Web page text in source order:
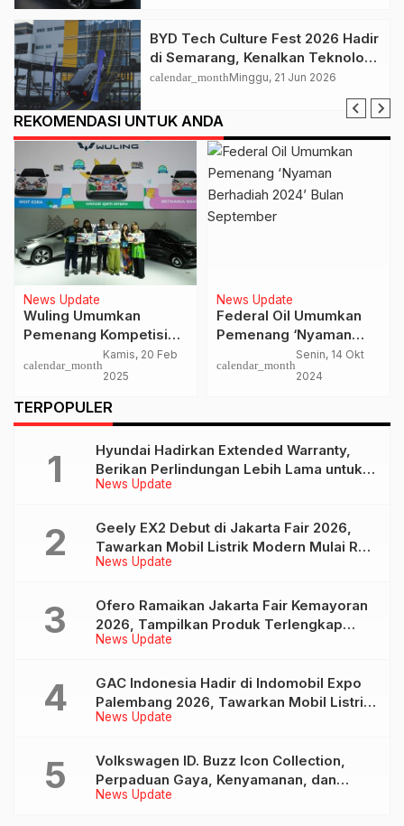
BYD Tech Culture Fest 2026 Hadir
di Semarang, Kenalkan Teknologi
EV dan Dual Mode ke Masyarakat
calendar_monthMinggu, 21 Jun 2026
REKOMENDASI UNTUK ANDA
News Update
Wuling Umumkan
Pemenang Kompetisi
‘Your Art Your Icon’ di
IIMS 2025, Berhadiah
calendar_month
Kamis, 20 Feb
2025
News Update
Federal Oil Umumkan
Pemenang ‘Nyaman
Berhadiah 2024’ Bulan
September
calendar_month
Senin, 14 Okt
2024
TERPOPULER
News Update
Hyundai Hadirkan Extended Warranty,
Berikan Perlindungan Lebih Lama untuk
Tiga Produk ini
News Update
Geely EX2 Debut di Jakarta Fair 2026,
Tawarkan Mobil Listrik Modern Mulai Rp
239 Jutaan
News Update
Ofero Ramaikan Jakarta Fair Kemayoran
2026, Tampilkan Produk Terlengkap
hingga Calon Model Baru
News Update
GAC Indonesia Hadir di Indomobil Expo
Palembang 2026, Tawarkan Mobil Listrik
AION UT dan AION V
News Update
Volkswagen ID. Buzz Icon Collection,
Perpaduan Gaya, Kenyamanan, dan
Teknologi untuk Liburan Keluarga